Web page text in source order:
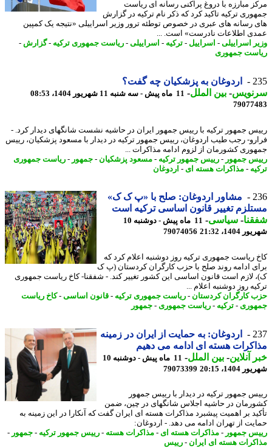
مبارزه با دروغ پراکنی رسانه ای ریاست
ترکیه تاکید کرد که ذکر نام ترکیه در گزارش
رسانه های عبری در خصوص توطئه ترور وزیر اسراییلی «نتیجه یک کمپین
اطلاعات نادرست» است. ...
اسراییلی
-اسراییل -ترکیه-اسراییلی -ریاست جمهوری ترکیه-گزارش -
جمهوری
اردوغان به پزشکیان چه گفت؟
-بین الملل-11 ماه پیش - سه شنبه 11 شهریور 1404، 08:53
جمهور ترکیه با رییس جمهور ایران در حاشیه نشست شانگهای دیدار کرد. -
رجب طیب اردوغان، رییس جمهور ترکیه در دیدار با مسعود پزشکیان، رییس
کشورمان از لزوم ادامه مذاکرات ...
جمهور-رییس جمهور ترکیه-مسعود پزشکیان-جمهور-ریاست جمهوری
-مذاکرات هسته ای- اردوغان
مشاور اردوغان: صلح با «پ ک ک»
تغییر قانون اساسی ترکیه است
-سیاسی-
11 ماه پیش - دوشنبه 10
21:32
79074056
ریاست جمهوری ترکیه روز دوشنبه اعلام کرد که
ادامه روند صلح با حزب کارگران کردستان (پ ک
لازم است قانون اساسی این کشور تغییر کند. - شفقنا- کاخ ریاست جمهوری
روز دوشنبه اعلام ...
کارگران کردستان-ریاست جمهوری ترکیه-قانون اساسی-کاخ ریاست
- ترکیه-ریاست جمهوری- جمهور
اردوغان: به حمایت از ایران در زمینه
هسته ای ادامه می دهیم
آنلاین-بین الملل-
11 ماه پیش - دوشنبه 10
20:15
79073399
جمهور ترکیه در دیدار با رییس جمهور
در حاشیه اجلاس شانگهای در چین، ضمن
بر اهمیت پیشبرد مذاکرات هسته ای ایران گفت که آنکارا در این زمینه به
از تهران ادامه می دهد. - اردوغان:
جمهور-مذاکرات هسته ای- مذاکرات هسته-رییس جمهور ترکیه-جمهور-
هسته ای ایران - رییس